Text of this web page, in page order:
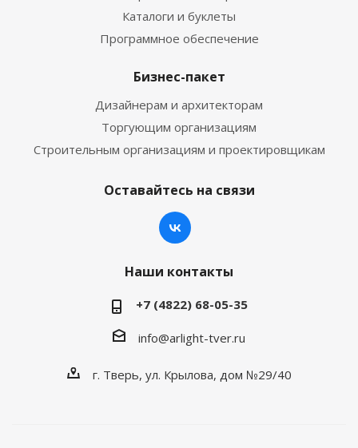
Каталоги и буклеты
Программное обеспечение
Бизнес-пакет
Дизайнерам и архитекторам
Торгующим организациям
Строительным организациям и проектировщикам
Оставайтесь на связи
Наши контакты
+7 (4822) 68-05-35
info@arlight-tver.ru
г. Тверь, ул. Крылова, дом №29/40